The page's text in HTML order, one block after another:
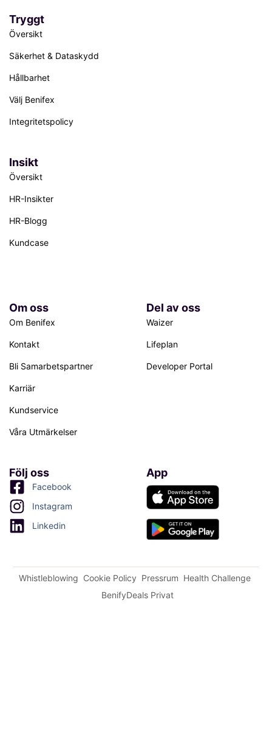
Tryggt
Översikt
Säkerhet & Dataskydd
Hållbarhet
Välj Benifex
Integritetspolicy
Insikt
Översikt
HR-Insikter
HR-Blogg
Kundcase
Om oss
Om Benifex
Kontakt
Bli Samarbetspartner
Karriär
Kundservice
Våra Utmärkelser
Del av oss
Waizer
Lifeplan
Developer Portal
Följ oss
Facebook
Instagram
Linkedin
App
Whistleblowing Cookie Policy Pressrum Health Challenge
BenifyDeals Privat